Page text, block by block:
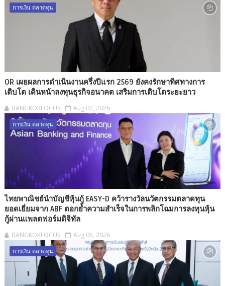
การเงิน ตลาดทุน
OR เผยผลการดำเนินงานครึ่งปีแรก 2569 ยังคงรักษาทิศทางการ
เติบโต เดินหน้าลงทุนธุรกิจอนาคต เสริมการเติบโตระยะยาว
BANGKOKFOCUS Aug 07, 2026
การเงิน ตลาดทุน
ไทยพาณิชย์นำบัญชีหุ้นกู้ EASY-D คว้ารางวัลนวัตกรรมตลาดทุน
ยอดเยี่ยมจาก ABF ตอกย้ำความสำเร็จในการพลิกโฉมการลงทุนหุ้น
กู้ผ่านแพลตฟอร์มดิจิทัล
BANGKOKFOCUS Aug 05, 2026
การเงิน ตลาดทุน